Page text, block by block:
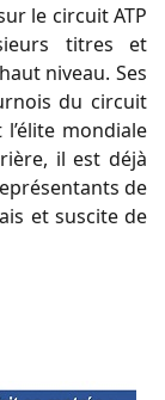
le circuit ATP
titres et
niveau. Ses
du circuit
mondiale
il est déjà
de
et suscite de